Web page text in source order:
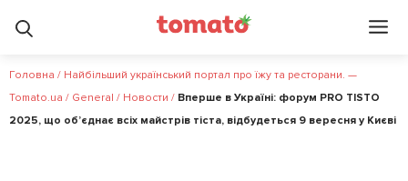
Головна / Найбільший український портал про їжу та ресторани. —
Tomato.ua / General / Новости / Вперше в Україні: форум PRO TISTO
2025, що об’єднає всіх майстрів тіста, відбудеться 9 вересня у Києві